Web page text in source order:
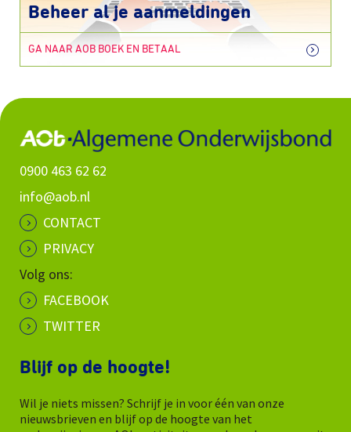
Beheer al je aanmeldingen
GA NAAR AOB BOEK EN BETAAL
0900 463 62 62
info@aob.nl
CONTACT
PRIVACY
Volg ons:
FACEBOOK
TWITTER
Blijf op de hoogte!
Wil je niets missen? Schrijf je in voor één van onze
nieuwsbrieven en blijf op de hoogte van het